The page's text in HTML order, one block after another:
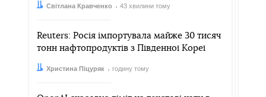
Автор:
Світлана Кравченко
Дата: 43 хвилини тому
Reuters: Росія імпортувала майже 30 тисяч
тонн нафтопродуктів з Південної Кореї
Автор:
Христина Піцуряк
Дата: годину тому